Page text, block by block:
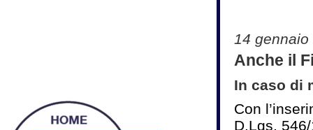
14 gennaio
Anche il
In caso di
Con
D.Lgs.